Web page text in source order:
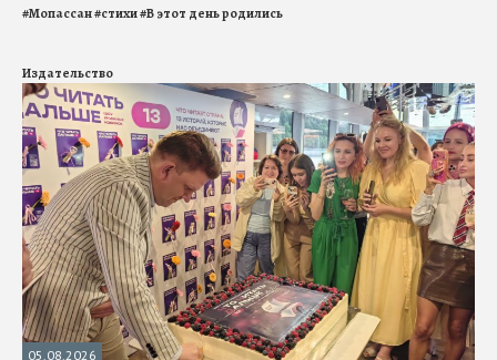
#Мопассан#стихи#В этот день родились
Издательство
05.08.2026